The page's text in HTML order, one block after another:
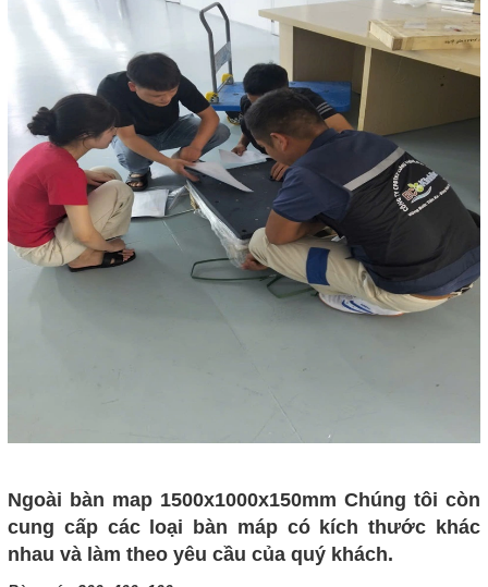
Ngoài bàn map 1500x1000x150mm Chúng tôi còn
cung cấp các loại bàn máp có kích thước khác
nhau và làm theo yêu cầu của quý khách.